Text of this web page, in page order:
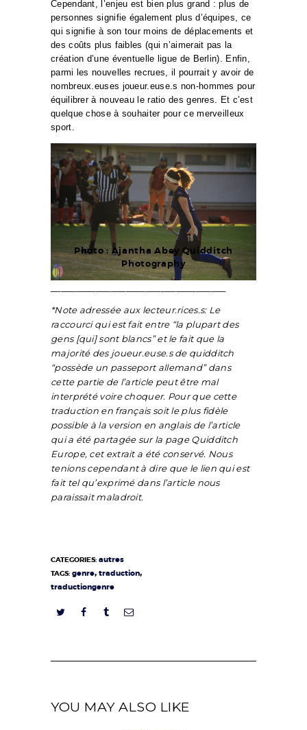
Cependant, l’enjeu est bien plus grand : plus de
personnes signifie également plus d’équipes, ce
qui signifie à son tour moins de déplacements et
des coûts plus faibles (qui n’aimerait pas la
création d’une éventuelle ligue de Berlin). Enfin,
parmi les nouvelles recrues, il pourrait y avoir de
nombreux.euses joueur.euse.s non-hommes pour
équilibrer à nouveau le ratio des genres. Et c’est
quelque chose à souhaiter pour ce merveilleux
sport.
Photo : Ajantha Abey Quidditch
Photography
*Note adressée aux lecteur.rices.s: Le
raccourci qui est fait entre “la plupart des
gens [qui] sont blancs” et le fait que la
majorité des joueur.euse.s de quidditch
“possède un passeport allemand” dans
cette partie de l’article peut être mal
interprété voire choquer. Pour que cette
traduction en français soit le plus fidèle
possible à la version en anglais de l’article
qui a été partagée sur la page Quidditch
Europe, cet extrait a été conservé. Nous
tenions cependant à dire que le lien qui est
fait tel qu’exprimé dans l’article nous
paraissait maladroit.
CATEGORIES: autres
TAGS: genre, traduction,
traductiongenre
YOU MAY ALSO LIKE